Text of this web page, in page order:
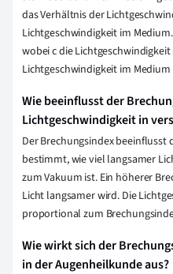
das Verhältnis der
Lichtgeschwindigkeit im
wobei c die
Lichtgeschwindigkeit im Medium
Wie beeinflusst der
Lichtgeschwindigkeit in
Der Brechungsindex
bestimmt, wie viel langsamer
zum Vakuum ist. Ein höherer
Licht langsamer wird. Die
proportional zum
Wie wirkt sich der
in der Augenheilkunde aus?